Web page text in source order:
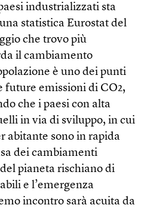
industrializzati sta
statistica Eurostat del
che trovo più
il cambiamento
è uno dei punti
future emissioni di CO2,
che i paesi con alta
in via di sviluppo, in cui
abitante sono in rapida
dei cambiamenti
pianeta rischiano di
e l’emergenza
incontro sarà acuita da